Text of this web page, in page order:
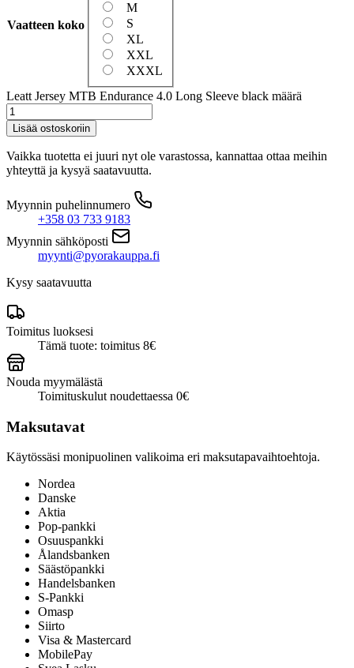
Vaatteen koko
M
S
XL
XXL
XXXL
Leatt Jersey MTB Endurance 4.0 Long Sleeve black määrä
Lisää ostoskoriin
Vaikka tuotetta ei juuri nyt ole varastossa, kannattaa ottaa meihin
yhteyttä ja kysyä saatavuutta.
Myynnin puhelinnumero
+358 03 733 9183
Myynnin sähköposti
myynti@pyorakauppa.fi
Kysy saatavuutta
Toimitus luoksesi
Tämä tuote: toimitus 8€
Nouda myymälästä
Toimituskulut noudettaessa 0€
Maksutavat
Käytössäsi monipuolinen valikoima eri maksutapavaihtoehtoja.
Nordea
Danske
Aktia
Pop-pankki
Osuuspankki
Ålandsbanken
Säästöpankki
Handelsbanken
S-Pankki
Omasp
Siirto
Visa & Mastercard
MobilePay